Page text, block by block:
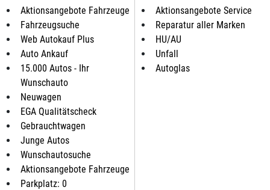
Aktionsangebote Fahrzeuge
Fahrzeugsuche
Web Autokauf Plus
Auto Ankauf
15.000 Autos - Ihr
Wunschauto
Neuwagen
EGA Qualitätscheck
Gebrauchtwagen
Junge Autos
Wunschautosuche
Aktionsangebote Fahrzeuge
Parkplatz: 0
Aktionsangebote Service
Reparatur aller Marken
HU/AU
Unfall
Autoglas